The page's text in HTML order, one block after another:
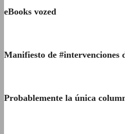
eBooks vozed
Manifiesto de #intervenciones
Probablemente la única